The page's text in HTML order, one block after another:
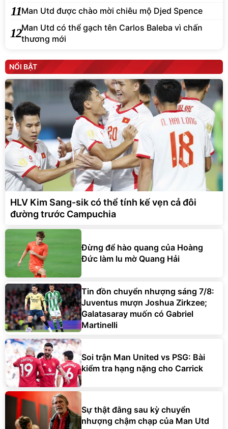
11Man Utd được chào mời chiêu mộ Djed Spence
12Man Utd có thể gạch tên Carlos Baleba vì chấn
thương mới
NỔI BẬT
HLV Kim Sang-sik có thể tính kế vẹn cả đôi
đường trước Campuchia
Đừng để hào quang của Hoàng
Đức làm lu mờ Quang Hải
Tin đồn chuyển nhượng sáng 7/8:
Juventus mượn Joshua Zirkzee;
Galatasaray muốn có Gabriel
Martinelli
Soi trận Man United vs PSG: Bài
kiểm tra hạng nặng cho Carrick
Sự thật đằng sau kỳ chuyển
nhượng chậm chạp của Man Utd